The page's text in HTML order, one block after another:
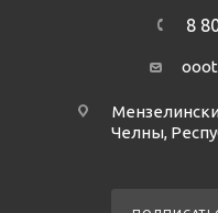
8
Челны,